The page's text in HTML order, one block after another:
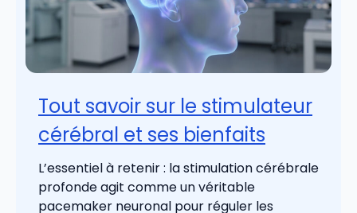
Tout savoir sur le stimulateur
cérébral et ses bienfaits
L’essentiel à retenir : la stimulation cérébrale
profonde agit comme un véritable
pacemaker neuronal pour réguler les